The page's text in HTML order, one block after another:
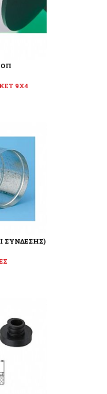
9X4
ΣΥΝΔΕΣΗΣ)